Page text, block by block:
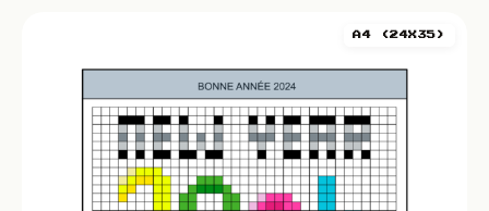
A4 (24X35)